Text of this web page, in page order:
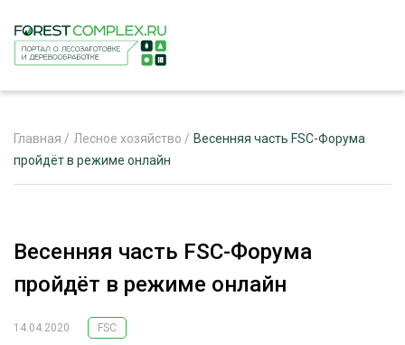
РЕКЛАМОДАТЕЛЯМ
Главная / Лесное хозяйство / Весенняя часть FSC-Форума
пройдёт в режиме онлайн
Весенняя часть FSC-Форума
пройдёт в режиме онлайн
14.04.2020 FSC